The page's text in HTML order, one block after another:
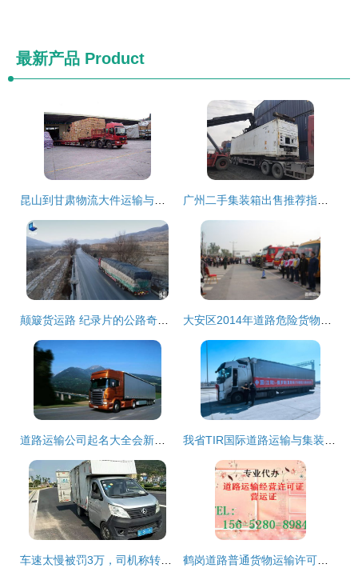
最新产品 Product
昆山到甘肃物流大件运输与集装箱道路运输的专业指南 广州二手集装箱出售推荐指南 全海货运与普通货物道路运输一站式服务
颠簸货运路 纪录片的公路奇观及其叙事情怀 大安区2014年道路危险货物运输与校车安全应急演练顺利开展，提升安全管理水平
道路运输公司起名大全会新更 集装箱道路运输 我省TIR国际道路运输与集装箱道路运输实现双突破，对外开放再上新台阶
车速太慢被罚3万，司机称转弯需慢行 集装箱道路运输的安全悖论 鹤岗道路普通货物运输许可证有效期至2014年8月7日的合规分析